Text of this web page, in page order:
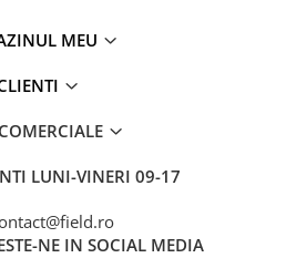
MEU
LUNI-VINERI 09-17
NE IN SOCIAL MEDIA